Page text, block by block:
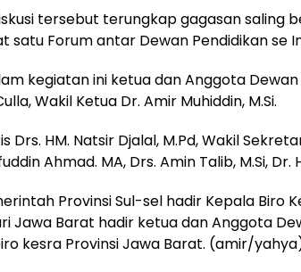
tersebut terungkap gagasan saling
satu Forum antar Dewan Pendidikan se
kegiatan ini ketua dan Anggota Dewan
Wakil Ketua Dr. Amir Muhiddin, M.Si.
Drs. HM. Natsir Djalal, M.Pd, Wakil
Ahmad. MA, Drs. Amin Talib, M.Si, Dr.
Provinsi Sul-sel hadir Kepala Biro
Jawa Barat hadir ketua dan Anggota
kesra Provinsi Jawa Barat. (amir/